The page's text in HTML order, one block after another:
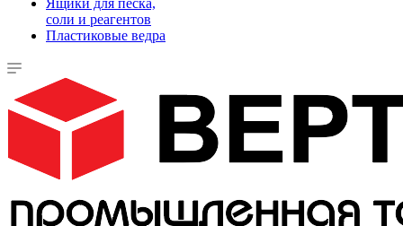
Ящики для песка,
соли и реагентов
Пластиковые ведра